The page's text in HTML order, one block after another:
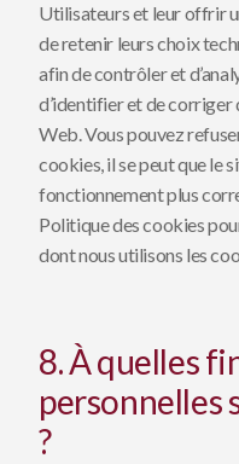
Utilisateurs et leur offrir
de retenir leurs choix
afin de contrôler et
d’identifier et de corriger
Web. Vous pouvez
cookies, il se peut que le
fonctionnement plus
Politique des cookies
dont nous utilisons les
8. À quelles
personnelles
?